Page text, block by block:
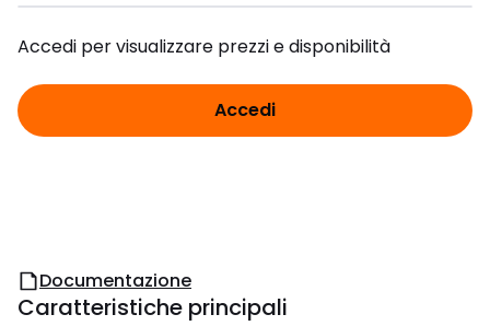
Accedi per visualizzare prezzi e disponibilità
Accedi
Documentazione
Caratteristiche principali